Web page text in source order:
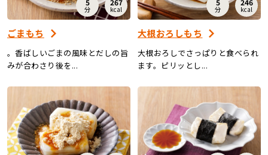
分 kcal
ごまもち
。香ばしいごまの風味とだしの旨
みが合わさり後を...
分 kcal
大根おろしもち
大根おろしでさっぱりと食べられ
ます。ピリッとし...